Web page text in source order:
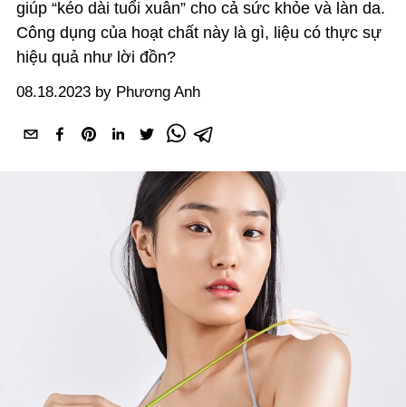
giúp “kéo dài tuổi xuân” cho cả sức khỏe và làn da.
Công dụng của hoạt chất này là gì, liệu có thực sự
hiệu quả như lời đồn?
08.18.2023 by Phương Anh